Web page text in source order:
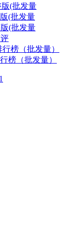
(批发量
(批发量
(批发量
榜（批发量）
榜（批发量）